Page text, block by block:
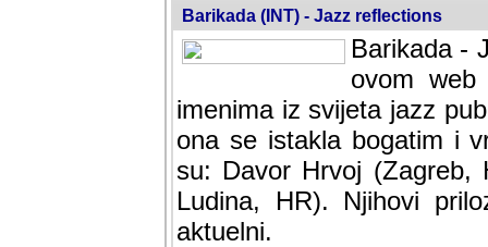
Barikada (INT) - Jazz reflections
Barikada -
ovom web
imenima iz svijeta jazz
ona se istakla bogatim i
su: Davor Hrvoj (Zagreb,
Ludina, HR). Njihovi
aktuelni.